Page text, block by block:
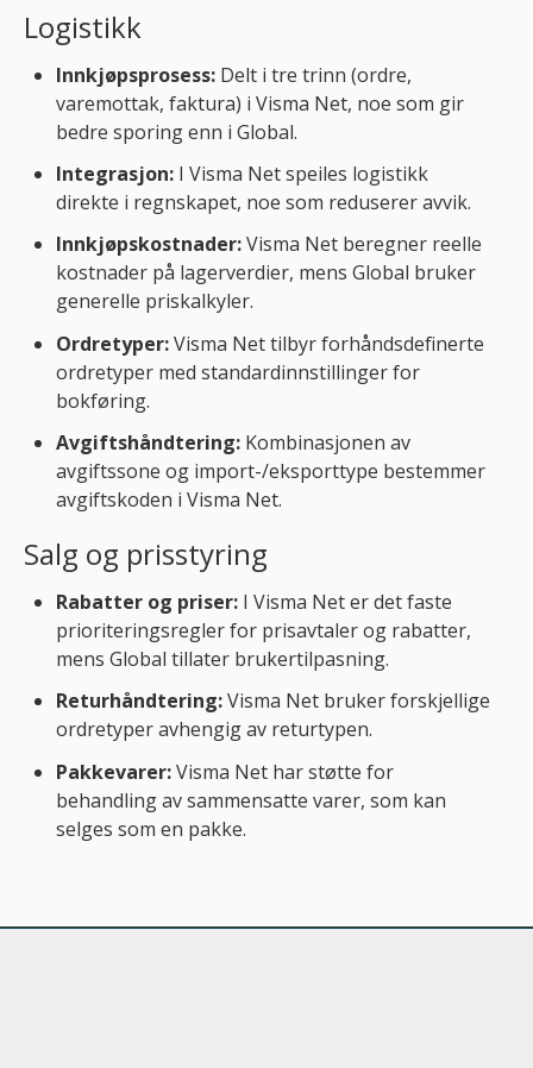
Logistikk
Innkjøpsprosess: Delt i tre trinn (ordre,
varemottak, faktura) i Visma Net, noe som gir
bedre sporing enn i Global.
Integrasjon: I Visma Net speiles logistikk
direkte i regnskapet, noe som reduserer avvik.
Innkjøpskostnader:Visma Net beregner reelle
kostnader på lagerverdier, mens Global bruker
generelle priskalkyler.
Ordretyper:Visma Net tilbyr forhåndsdefinerte
ordretyper med standardinnstillinger for
bokføring.
Avgiftshåndtering: Kombinasjonen av
avgiftssone og import-/eksporttype bestemmer
avgiftskoden i Visma Net.
Salg og prisstyring
Rabatter og priser: I Visma Net er det faste
prioriteringsregler for prisavtaler og rabatter,
mens Global tillater brukertilpasning.
Returhåndtering:Visma Net bruker forskjellige
ordretyper avhengig av returtypen.
Pakkevarer:Visma Net har støtte for
behandling av sammensatte varer, som kan
selges som en pakke.